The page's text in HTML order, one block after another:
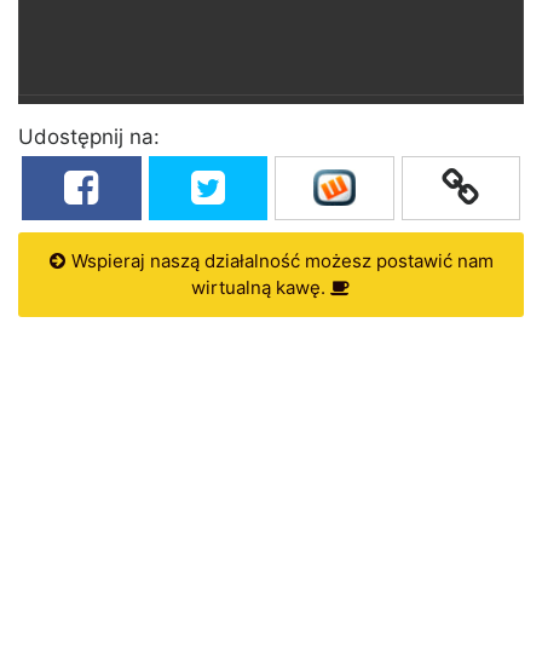
Udostępnij na:
Wspieraj naszą działalność możesz postawić nam
wirtualną kawę.